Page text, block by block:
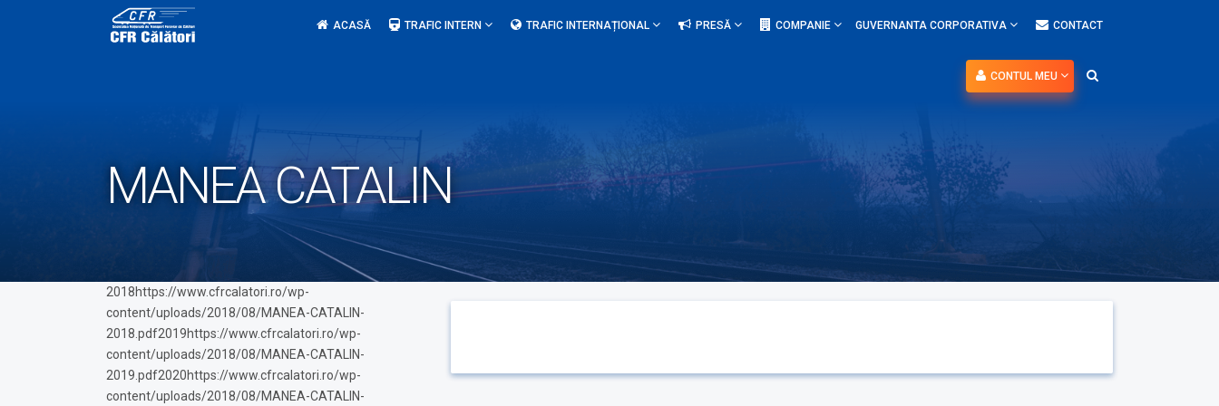
ACASĂ TRAFIC INTERN TRAFIC INTERNAȚIONAL PRESĂ COMPANIE GUVERNANTA CORPORATIVA CONTACT
CONTUL MEU
MANEA CATALIN
2018https://www.cfrcalatori.ro/wp-
content/uploads/2018/08/MANEA-CATALIN-
2018.pdf2019https://www.cfrcalatori.ro/wp-
content/uploads/2018/08/MANEA-CATALIN-
2019.pdf2020https://www.cfrcalatori.ro/wp-
content/uploads/2018/08/MANEA-CATALIN-